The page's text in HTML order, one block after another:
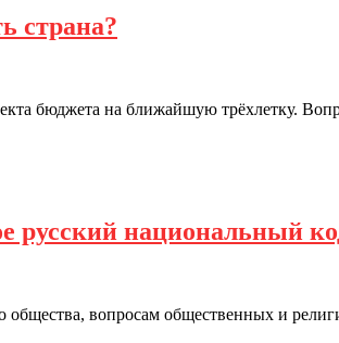
страна?
бюджета на ближайшую трёхлетку.
русский национальный
общества, вопросам общественных и